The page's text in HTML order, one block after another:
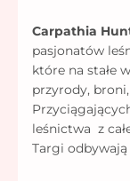
Carpathia
pasjonatów
które na stałe
przyrody,
leśnictwa z
Targi odbywają